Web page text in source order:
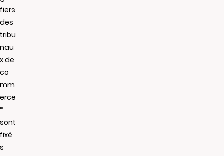
fiers
des
tribu
nau
x de
co
mm
erce
*
sont
fixé
s